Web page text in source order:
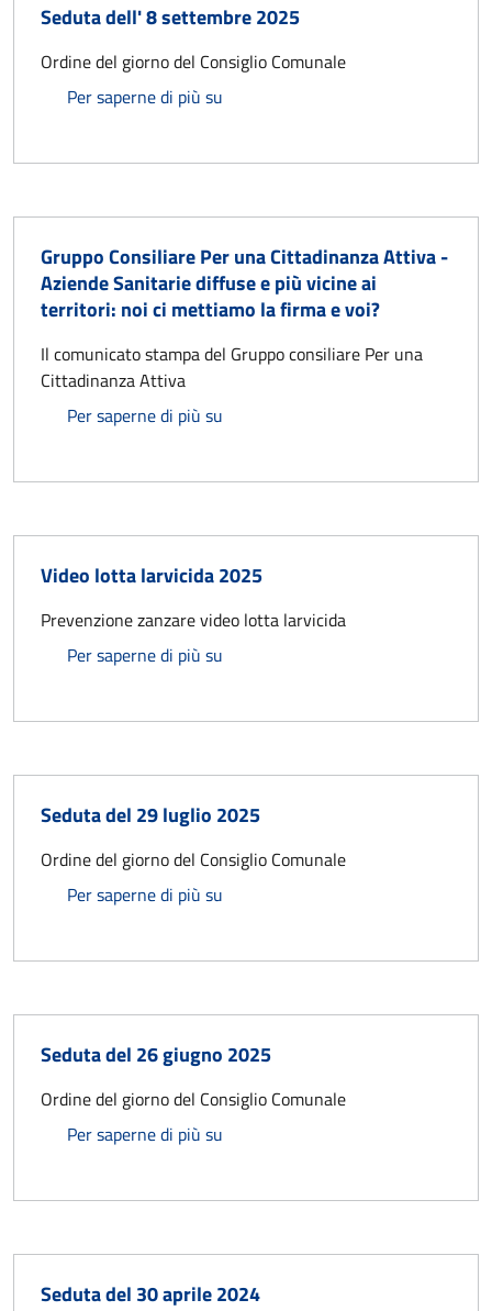
Seduta dell' 8 settembre 2025
Ordine del giorno del Consiglio Comunale
Per saperne di più su
Gruppo Consiliare Per una Cittadinanza Attiva -
Aziende Sanitarie diffuse e più vicine ai
territori: noi ci mettiamo la firma e voi?
Il comunicato stampa del Gruppo consiliare Per una
Cittadinanza Attiva
Per saperne di più su
Video lotta larvicida 2025
Prevenzione zanzare video lotta larvicida
Per saperne di più su
Seduta del 29 luglio 2025
Ordine del giorno del Consiglio Comunale
Per saperne di più su
Seduta del 26 giugno 2025
Ordine del giorno del Consiglio Comunale
Per saperne di più su
Seduta del 30 aprile 2024